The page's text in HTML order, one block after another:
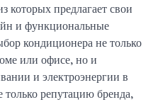
которых предлагает свои
и функциональные
кондиционера не только
или офисе, но и
и электроэнергии в
репутацию бренда,